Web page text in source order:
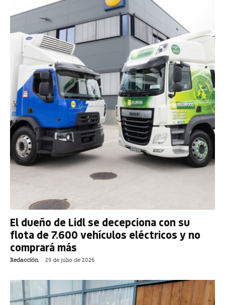
El dueño de Lidl se decepciona con su
flota de 7.600 vehículos eléctricos y no
comprará más
Redacción - 29 de julio de 2026